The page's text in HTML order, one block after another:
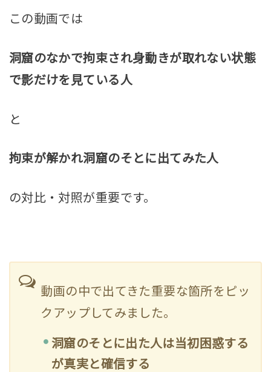
この動画では
洞窟のなかで拘束され身動きが取れない状態
で影だけを見ている人
と
拘束が解かれ洞窟のそとに出てみた人
の対比・対照が重要です。
動画の中で出てきた重要な箇所をピッ
クアップしてみました。
洞窟のそとに出た人は当初困惑する
が真実と確信する